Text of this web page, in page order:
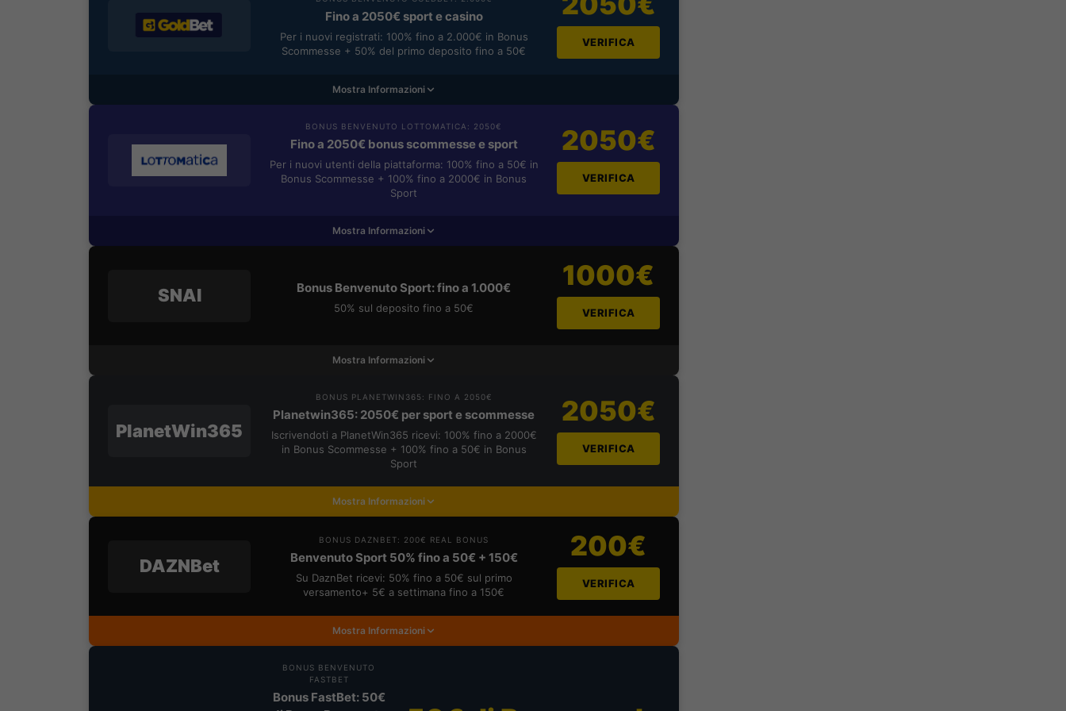
Fino a 2050€ sport e casino
Per i nuovi registrati: 100% fino a 2.000€ in Bonus
Scommesse + 50% del primo deposito fino a 50€
VERIFICA
Mostra Informazioni
BONUS BENVENUTO LOTTOMATICA: 2050€
Fino a 2050€ bonus scommesse e sport
Per i nuovi utenti della piattaforma: 100% fino a 50€ in
Bonus Scommesse + 100% fino a 2000€ in Bonus
Sport
2050€
VERIFICA
Mostra Informazioni
SNAI Bonus Benvenuto Sport: fino a 1.000€
50% sul deposito fino a 50€
1000€
VERIFICA
Mostra Informazioni
PlanetWin365
BONUS PLANETWIN365: FINO A 2050€
Planetwin365: 2050€ per sport e scommesse
Iscrivendoti a PlanetWin365 ricevi: 100% fino a 2000€
in Bonus Scommesse + 100% fino a 50€ in Bonus
Sport
2050€
VERIFICA
Mostra Informazioni
DAZNBet
BONUS DAZNBET: 200€ REAL BONUS
Benvenuto Sport 50% fino a 50€ + 150€
Su DaznBet ricevi: 50% fino a 50€ sul primo
versamento+ 5€ a settimana fino a 150€
200€
VERIFICA
Mostra Informazioni
BONUS BENVENUTO
FASTBET
Bonus FastBet: 50€